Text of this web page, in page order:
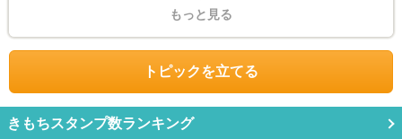
もっと見る
トピックを立てる
きもちスタンプ数ランキング